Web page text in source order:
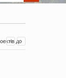
до
ідей